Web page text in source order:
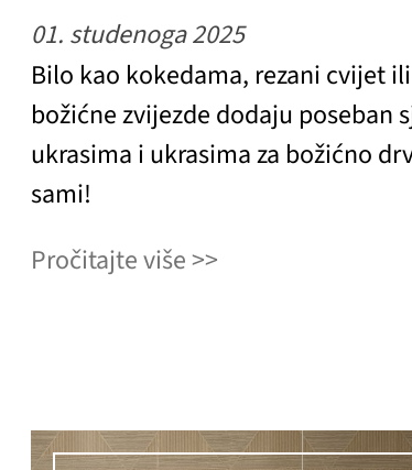
01. studenoga 2025
Bilo kao kokedama, rezani cvijet
božićne zvijezde dodaju poseban
ukrasima i ukrasima za božićno
sami!
Pročitajte više